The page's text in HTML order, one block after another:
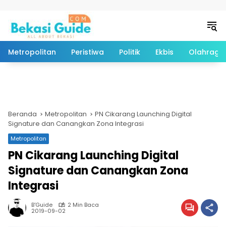
Metropolitan Peristiwa Politik Ekbis Olahraga
Beranda Metropolitan
PN Cikarang Launching Digital
Signature dan Canangkan Zona Integrasi
Metropolitan
PN Cikarang Launching Digital
Signature dan Canangkan Zona
Integrasi
B'Guide 2 Min Baca
2019-09-02